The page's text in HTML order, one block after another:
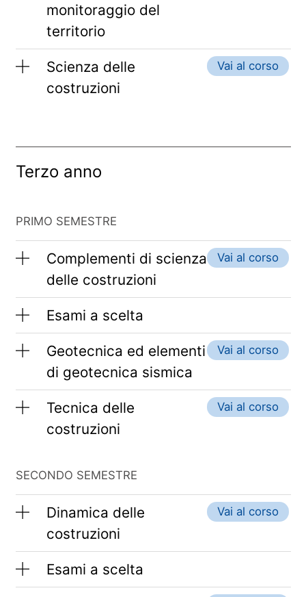
monitoraggio del
territorio
Scienza delle
costruzioni
Vai al corso
Terzo anno
PRIMO SEMESTRE
Complementi di scienza
delle costruzioni
Vai al corso
Esami a scelta
Geotecnica ed elementi
di geotecnica sismica
Vai al corso
Tecnica delle
costruzioni
Vai al corso
SECONDO SEMESTRE
Dinamica delle
costruzioni
Vai al corso
Esami a scelta